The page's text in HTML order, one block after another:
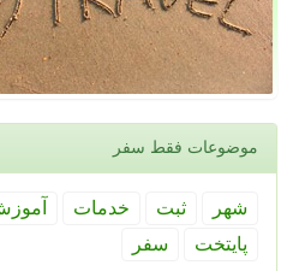
موضوعات فقط سفر
شهر ثبت خدمات
پایتخت
سفر